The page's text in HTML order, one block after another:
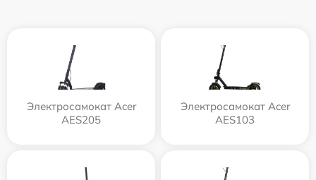
Электросамокат Acer
AES205
Электросамокат Acer
AES103